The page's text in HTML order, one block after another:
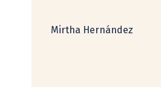
Mirtha Hernández